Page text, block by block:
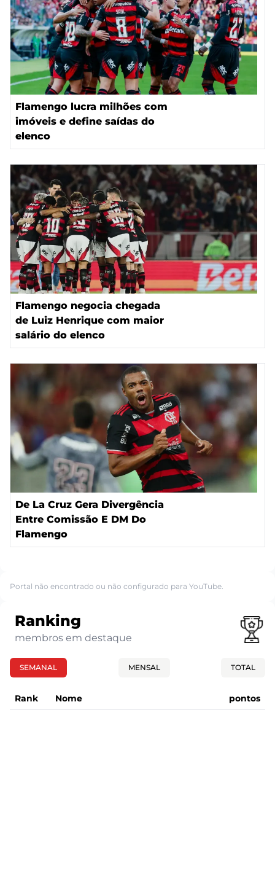
Flamengo lucra milhões com
imóveis e define saídas do
elenco
Flamengo negocia chegada
de Luiz Henrique com maior
salário do elenco
De La Cruz Gera Divergência
Entre Comissão E DM Do
Flamengo
Portal não encontrado ou não configurado para YouTube.
Ranking
membros em destaque
SEMANAL MENSAL TOTAL
Rank Nome pontos